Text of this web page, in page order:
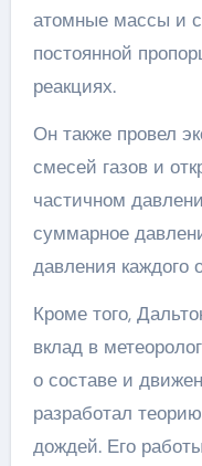
атомные массы и
постоянной
реакциях.
Он также провел
смесей газов и
частичном
суммарное
давления каждого
Кроме того,
вклад в
о составе и
разработал
дождей. Его